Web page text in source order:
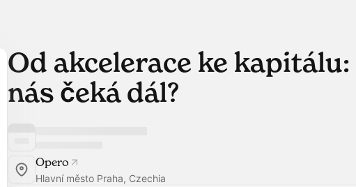
Od akcelerace ke kapitálu:
nás čeká dál?
Opero
Hlavní město Praha, Czechia